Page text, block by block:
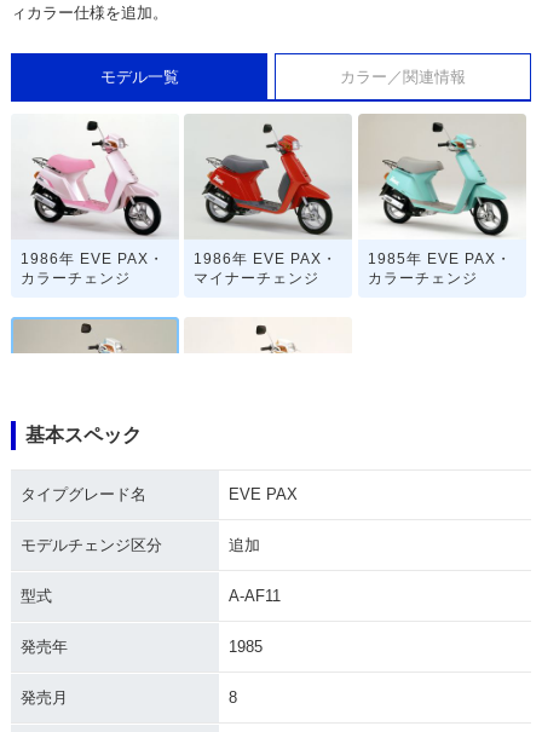
ィカラー仕様を追加。
モデル一覧 カラー／関連情報
1986年 EVE PAX・
カラーチェンジ
1986年 EVE PAX・
マイナーチェンジ
1985年 EVE PAX・
カラーチェンジ
基本スペック
タイプグレード名 EVE PAX
モデルチェンジ区分 追加
型式 A-AF11
発売年 1985
発売月 8